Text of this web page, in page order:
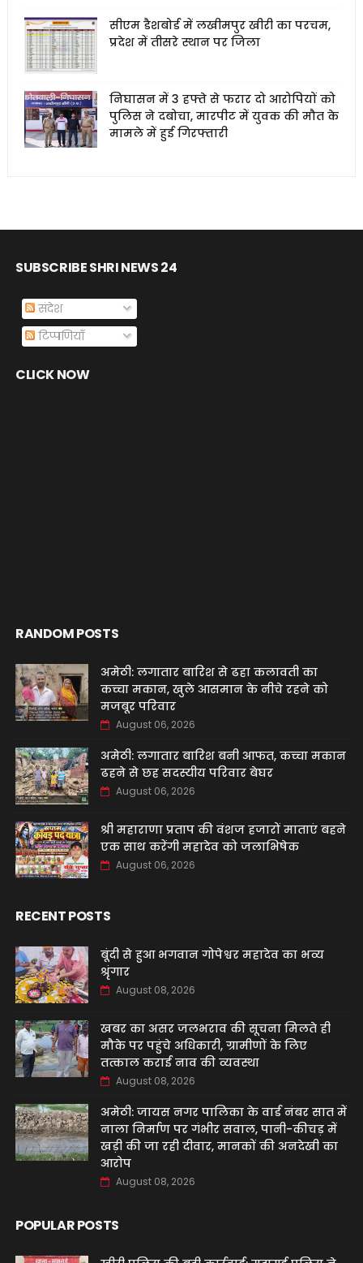
सीएम डैशबोर्ड में लखीमपुर खीरी का परचम,
प्रदेश में तीसरे स्थान पर जिला
निघासन में 3 हफ्ते से फरार दो आरोपियों को
पुलिस ने दबोचा, मारपीट में युवक की मौत के
मामले में हुई गिरफ्तारी
SUBSCRIBE SHRI NEWS 24
संदेश
टिप्पणियाँ
CLICK NOW
RANDOM POSTS
अमेठी: लगातार बारिश से ढहा कलावती का
कच्चा मकान, खुले आसमान के नीचे रहने को
मजबूर परिवार
August 06, 2026
अमेठी: लगातार बारिश बनी आफत, कच्चा मकान
ढहने से छह सदस्यीय परिवार बेघर
August 06, 2026
श्री महाराणा प्रताप की वंशज हजारों माताएं बहने
एक साथ करेंगी महादेव को जलाभिषेक
August 06, 2026
RECENT POSTS
बूंदी से हुआ भगवान गोपेश्वर महादेव का भव्य
श्रृंगार
August 08, 2026
खबर का असर जलभराव की सूचना मिलते ही
मौके पर पहुंचे अधिकारी, ग्रामीणों के लिए
तत्काल कराई नाव की व्यवस्था
August 08, 2026
अमेठी: जायस नगर पालिका के वार्ड नंबर सात में
नाला निर्माण पर गंभीर सवाल, पानी-कीचड़ में
खड़ी की जा रही दीवार, मानकों की अनदेखी का
आरोप
August 08, 2026
POPULAR POSTS